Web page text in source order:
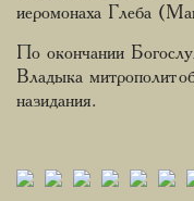
иеромонаха Глеба
По окончании
Владыка митрополит
назидания.